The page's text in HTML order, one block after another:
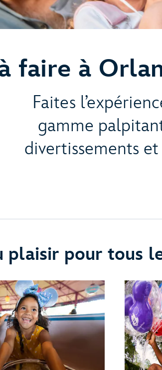
faire à
Faites
gamme
divertissements
plaisir pour tous